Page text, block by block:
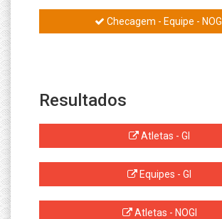
Checagem - Equipe - NOGI
Resultados
Atletas - GI
Equipes - GI
Atletas - NOGI